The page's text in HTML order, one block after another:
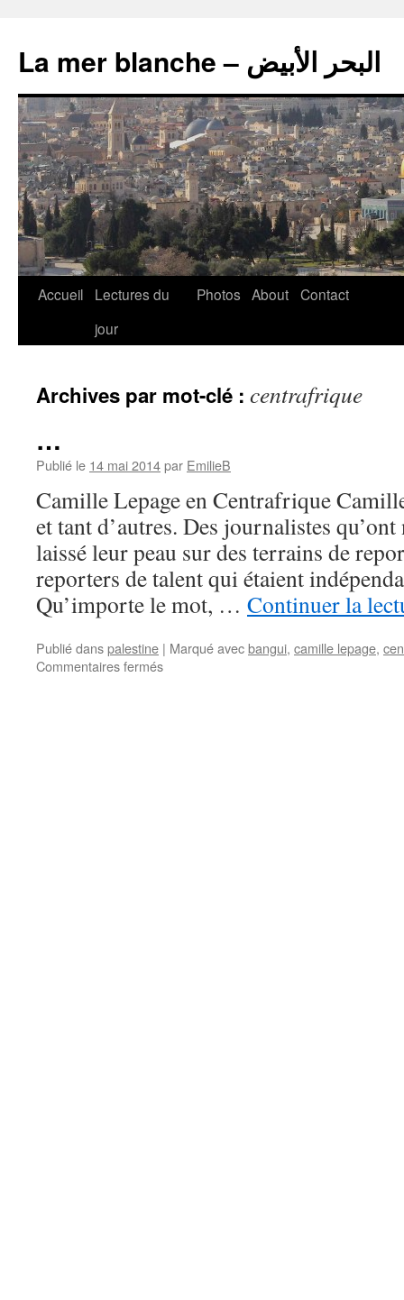
La mer blanche – البحر الأبيض
Accueil
Lectures du
jour
Photos About Contact
Archives par mot-clé : centrafrique
…
Publié le 14 mai 2014par EmilieB
Camille Lepage en Centrafrique
et tant d’autres. Des journalistes
laissé leur peau sur des terrains de
reporters de talent qui étaient
Qu’importe le mot, … Continuer la
Publié danspalestine | Marqué avecbangui, camille lepage,
Commentaires fermés